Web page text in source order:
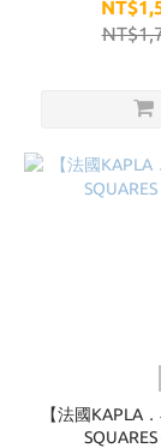
【法國KAPLA